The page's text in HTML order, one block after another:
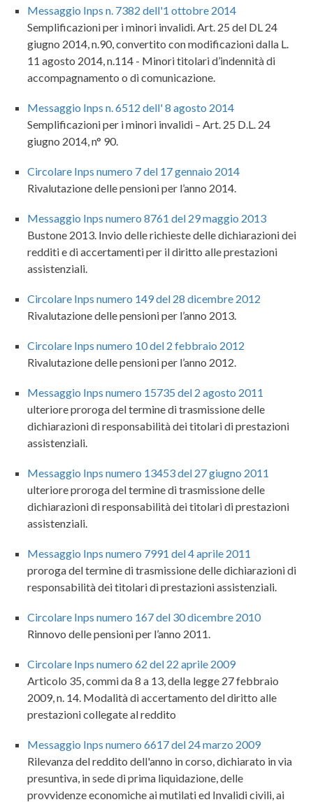
Messaggio Inps n. 7382 dell'1 ottobre 2014
Semplificazioni per i minori invalidi. Art. 25 del DL 24
giugno 2014, n.90, convertito con modificazioni dalla L.
11 agosto 2014, n.114 - Minori titolari d’indennità di
accompagnamento o di comunicazione.
Messaggio Inps n. 6512 dell' 8 agosto 2014
Semplificazioni per i minori invalidi – Art. 25 D.L. 24
giugno 2014, n° 90.
Circolare Inps numero 7 del 17 gennaio 2014
Rivalutazione delle pensioni per l’anno 2014.
Messaggio Inps numero 8761 del 29 maggio 2013
Bustone 2013. Invio delle richieste delle dichiarazioni dei
redditi e di accertamenti per il diritto alle prestazioni
assistenziali.
Circolare Inps numero 149 del 28 dicembre 2012
Rivalutazione delle pensioni per l’anno 2013.
Circolare Inps numero 10 del 2 febbraio 2012
Rivalutazione delle pensioni per l’anno 2012.
Messaggio Inps numero 15735 del 2 agosto 2011
ulteriore proroga del termine di trasmissione delle
dichiarazioni di responsabilità dei titolari di prestazioni
assistenziali.
Messaggio Inps numero 13453 del 27 giugno 2011
ulteriore proroga del termine di trasmissione delle
dichiarazioni di responsabilità dei titolari di prestazioni
assistenziali.
Messaggio Inps numero 7991 del 4 aprile 2011
proroga del termine di trasmissione delle dichiarazioni di
responsabilità dei titolari di prestazioni assistenziali.
Circolare Inps numero 167 del 30 dicembre 2010
Rinnovo delle pensioni per l’anno 2011.
Circolare Inps numero 62 del 22 aprile 2009
Articolo 35, commi da 8 a 13, della legge 27 febbraio
2009, n. 14. Modalità di accertamento del diritto alle
prestazioni collegate al reddito
Messaggio Inps numero 6617 del 24 marzo 2009
Rilevanza del reddito dell'anno in corso, dichiarato in via
presuntiva, in sede di prima liquidazione, delle
provvidenze economiche ai mutilati ed Invalidi civili, ai